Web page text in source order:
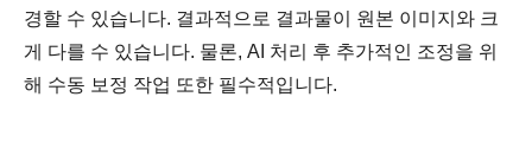
경할 수 있습니다. 결과적으로 결과물이 원본 이미지와 크
게 다를 수 있습니다. 물론, AI 처리 후 추가적인 조정을 위
해 수동 보정 작업 또한 필수적입니다.